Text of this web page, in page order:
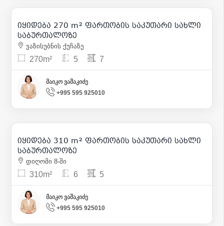
36
850 000 | m² 3 148
იყიდება 270 m² ფართობის საკუთარი სახლი
საბურთალოზე
ვაზისუბნის ქუჩაზე
270m² 5 7
მაიკო ვაშაკიძე
+995 595 925010
28
895 000 | m² 2 887
იყიდება 310 m² ფართობის საკუთარი სახლი
საბურთალოზე
დიღომი 8-ში
310m² 6 5
მაიკო ვაშაკიძე
+995 595 925010